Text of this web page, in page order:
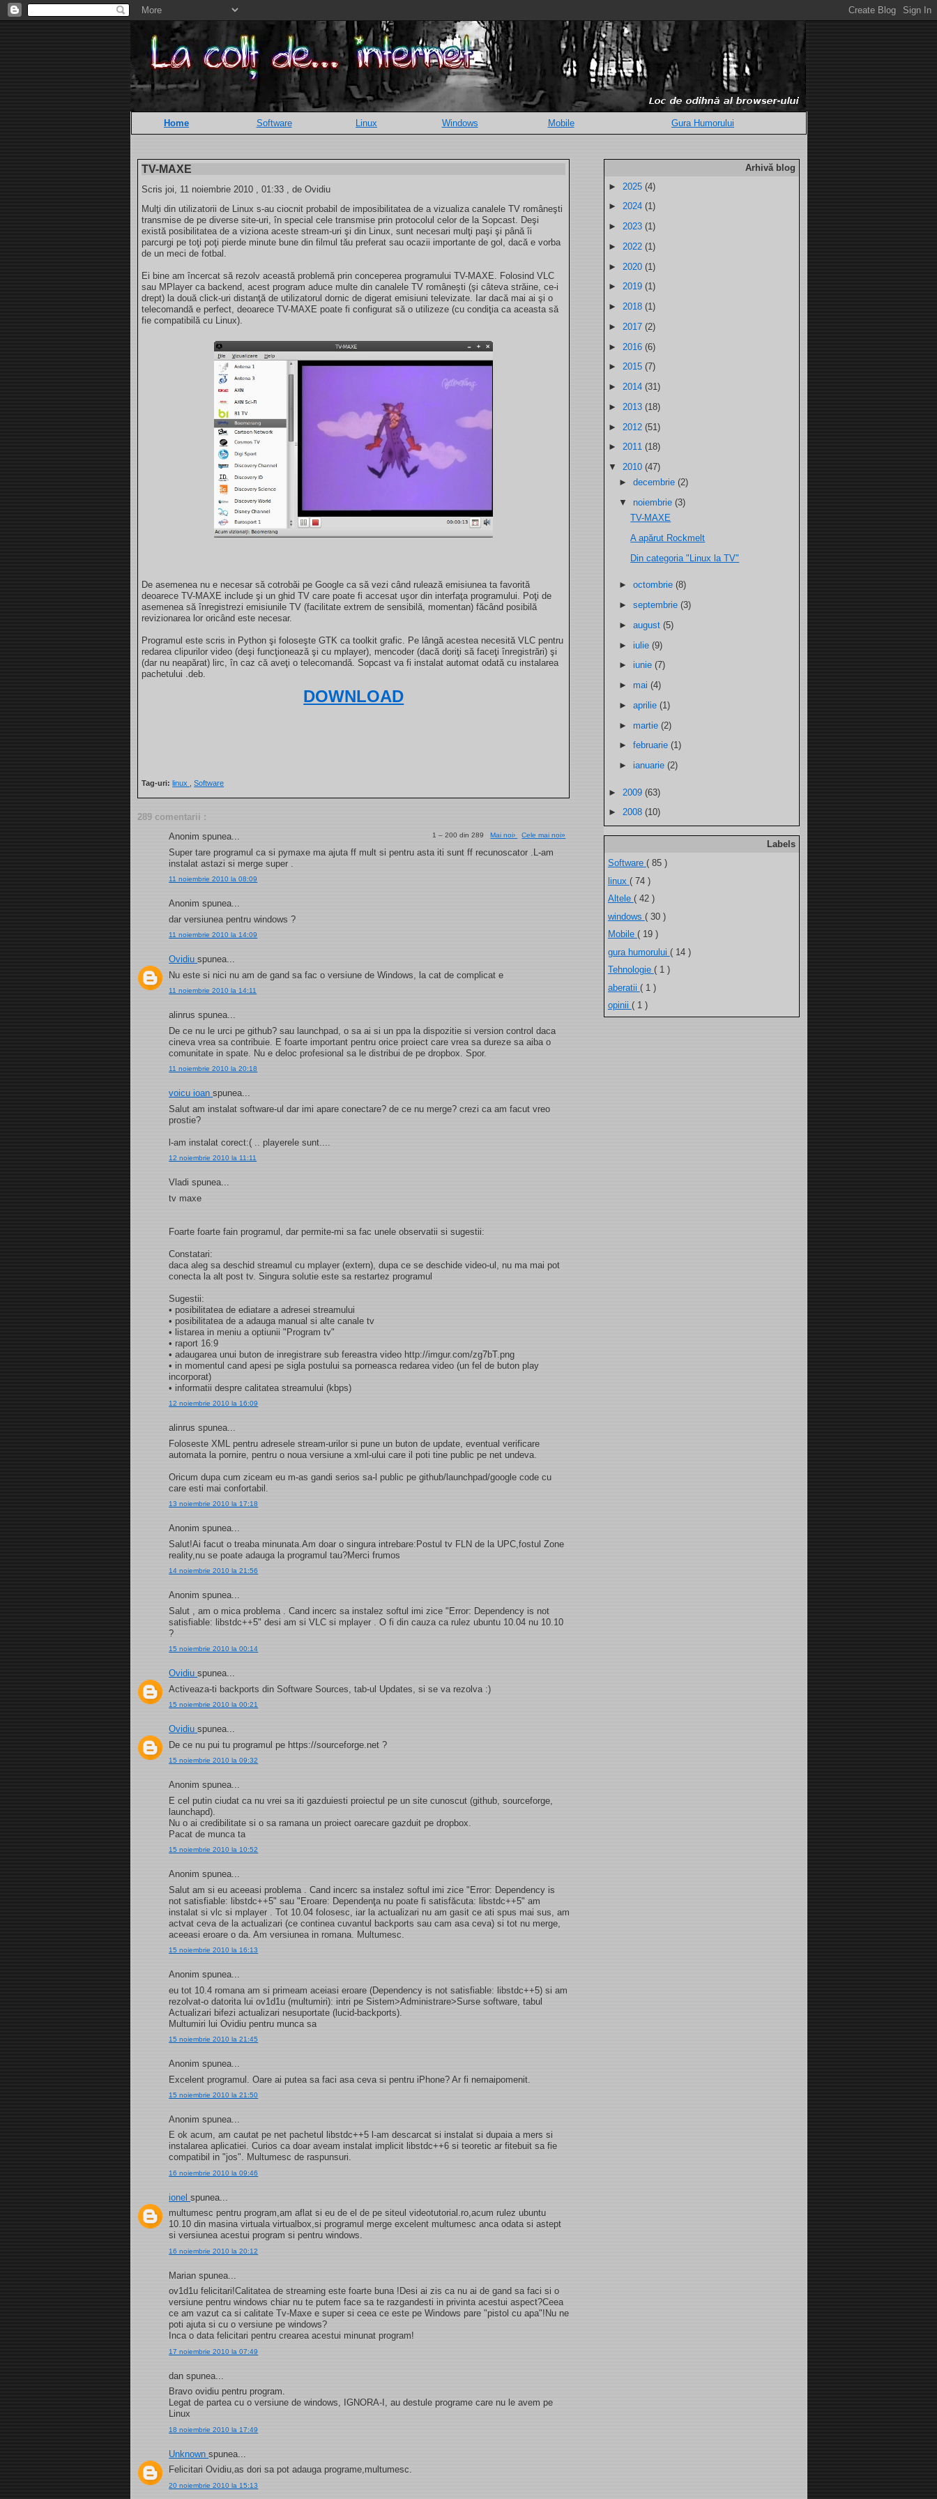
Home Software Linux Windows Mobile Gura Humorului
TV-MAXE
Scris joi, 11 noiembrie 2010 , 01:33 , de Ovidiu
Mulţi din utilizatorii de Linux s-au ciocnit probabil de imposibilitatea de a vizualiza canalele TV româneşti
transmise de pe diverse site-uri, în special cele transmise prin protocolul celor de la Sopcast. Deşi
există posibilitatea de a viziona aceste stream-uri şi din Linux, sunt necesari mulţi paşi şi până îi
parcurgi pe toţi poţi pierde minute bune din filmul tău preferat sau ocazii importante de gol, dacă e vorba
de un meci de fotbal.
Ei bine am încercat să rezolv această problemă prin conceperea programului TV-MAXE. Folosind VLC
sau MPlayer ca backend, acest program aduce multe din canalele TV româneşti (şi câteva străine, ce-i
drept) la două click-uri distanţă de utilizatorul dornic de digerat emisiuni televizate. Iar dacă mai ai şi o
telecomandă e perfect, deoarece TV-MAXE poate fi configurat să o utilizeze (cu condiţia ca aceasta să
fie compatibilă cu Linux).
De asemenea nu e necesar să cotrobăi pe Google ca să vezi când rulează emisiunea ta favorită
deoarece TV-MAXE include şi un ghid TV care poate fi accesat uşor din interfaţa programului. Poţi de
asemenea să înregistrezi emisiunile TV (facilitate extrem de sensibilă, momentan) făcând posibilă
revizionarea lor oricând este necesar.
Programul este scris in Python şi foloseşte GTK ca toolkit grafic. Pe lângă acestea necesită VLC pentru
redarea clipurilor video (deşi funcţionează şi cu mplayer), mencoder (dacă doriţi să faceţi înregistrări) şi
(dar nu neapărat) lirc, în caz că aveţi o telecomandă. Sopcast va fi instalat automat odată cu instalarea
pachetului .deb.
DOWNLOAD
Tag-uri: linux ,Software
289 comentarii :
1 – 200 din 289Mai noi› Cele mai noi»
Anonim spunea...
Super tare programul ca si pymaxe ma ajuta ff mult si pentru asta iti sunt ff recunoscator .L-am
instalat astazi si merge super .
11 noiembrie 2010 la 08:09
Anonim spunea...
dar versiunea pentru windows ?
11 noiembrie 2010 la 14:09
Ovidiuspunea...
Nu este si nici nu am de gand sa fac o versiune de Windows, la cat de complicat e
11 noiembrie 2010 la 14:11
alinrus spunea...
De ce nu le urci pe github? sau launchpad, o sa ai si un ppa la dispozitie si version control daca
cineva vrea sa contribuie. E foarte important pentru orice proiect care vrea sa dureze sa aiba o
comunitate in spate. Nu e deloc profesional sa le distribui de pe dropbox. Spor.
11 noiembrie 2010 la 20:18
voicu ioanspunea...
Salut am instalat software-ul dar imi apare conectare? de ce nu merge? crezi ca am facut vreo
prostie?
l-am instalat corect:( .. playerele sunt....
12 noiembrie 2010 la 11:11
Vladi spunea...
tv maxe
Foarte foarte fain programul, dar permite-mi sa fac unele observatii si sugestii:
Constatari:
daca aleg sa deschid streamul cu mplayer (extern), dupa ce se deschide video-ul, nu ma mai pot
conecta la alt post tv. Singura solutie este sa restartez programul
Sugestii:
• posibilitatea de ediatare a adresei streamului
• posibilitatea de a adauga manual si alte canale tv
• listarea in meniu a optiunii "Program tv"
• raport 16:9
• adaugarea unui buton de inregistrare sub fereastra video http://imgur.com/zg7bT.png
• in momentul cand apesi pe sigla postului sa porneasca redarea video (un fel de buton play
incorporat)
• informatii despre calitatea streamului (kbps)
12 noiembrie 2010 la 16:09
alinrus spunea...
Foloseste XML pentru adresele stream-urilor si pune un buton de update, eventual verificare
automata la pornire, pentru o noua versiune a xml-ului care il poti tine public pe net undeva.
Oricum dupa cum ziceam eu m-as gandi serios sa-l public pe github/launchpad/google code cu
care esti mai confortabil.
13 noiembrie 2010 la 17:18
Anonim spunea...
Salut!Ai facut o treaba minunata.Am doar o singura intrebare:Postul tv FLN de la UPC,fostul Zone
reality,nu se poate adauga la programul tau?Merci frumos
14 noiembrie 2010 la 21:56
Anonim spunea...
Salut , am o mica problema . Cand incerc sa instalez softul imi zice "Error: Dependency is not
satisfiable: libstdc++5" desi am si VLC si mplayer . O fi din cauza ca rulez ubuntu 10.04 nu 10.10
?
15 noiembrie 2010 la 00:14
Ovidiuspunea...
Activeaza-ti backports din Software Sources, tab-ul Updates, si se va rezolva :)
15 noiembrie 2010 la 00:21
Ovidiuspunea...
De ce nu pui tu programul pe https://sourceforge.net ?
15 noiembrie 2010 la 09:32
Anonim spunea...
E cel putin ciudat ca nu vrei sa iti gazduiesti proiectul pe un site cunoscut (github, sourceforge,
launchapd).
Nu o ai credibilitate si o sa ramana un proiect oarecare gazduit pe dropbox.
Pacat de munca ta
15 noiembrie 2010 la 10:52
Anonim spunea...
Salut am si eu aceeasi problema . Cand incerc sa instalez softul imi zice "Error: Dependency is
not satisfiable: libstdc++5" sau "Eroare: Dependenţa nu poate fi satisfăcuta: libstdc++5" am
instalat si vlc si mplayer . Tot 10.04 folosesc, iar la actualizari nu am gasit ce ati spus mai sus, am
actvat ceva de la actualizari (ce continea cuvantul backports sau cam asa ceva) si tot nu merge,
aceeasi eroare o da. Am versiunea in romana. Multumesc.
15 noiembrie 2010 la 16:13
Anonim spunea...
eu tot 10.4 romana am si primeam aceiasi eroare (Dependency is not satisfiable: libstdc++5) si am
rezolvat-o datorita lui ov1d1u (multumiri): intri pe Sistem>Administrare>Surse software, tabul
Actualizari bifezi actualizari nesuportate (lucid-backports).
Multumiri lui Ovidiu pentru munca sa
15 noiembrie 2010 la 21:45
Anonim spunea...
Excelent programul. Oare ai putea sa faci asa ceva si pentru iPhone? Ar fi nemaipomenit.
15 noiembrie 2010 la 21:50
Anonim spunea...
E ok acum, am cautat pe net pachetul libstdc++5 l-am descarcat si instalat si dupaia a mers si
instalarea aplicatiei. Curios ca doar aveam instalat implicit libstdc++6 si teoretic ar fitebuit sa fie
compatibil in "jos". Multumesc de raspunsuri.
16 noiembrie 2010 la 09:46
ionelspunea...
multumesc pentru program,am aflat si eu de el de pe siteul videotutorial.ro,acum rulez ubuntu
10.10 din masina virtuala virtualbox,si programul merge excelent multumesc anca odata si astept
si versiunea acestui program si pentru windows.
16 noiembrie 2010 la 20:12
Marian spunea...
ov1d1u felicitari!Calitatea de streaming este foarte buna !Desi ai zis ca nu ai de gand sa faci si o
versiune pentru windows chiar nu te putem face sa te razgandesti in privinta acestui aspect?Ceea
ce am vazut ca si calitate Tv-Maxe e super si ceea ce este pe Windows pare "pistol cu apa"!Nu ne
poti ajuta si cu o versiune pe windows?
Inca o data felicitari pentru crearea acestui minunat program!
17 noiembrie 2010 la 07:49
dan spunea...
Bravo ovidiu pentru program.
Legat de partea cu o versiune de windows, IGNORA-I, au destule programe care nu le avem pe
Linux
18 noiembrie 2010 la 17:49
Unknownspunea...
Felicitari Ovidiu,as dori sa pot adauga programe,multumesc.
20 noiembrie 2010 la 15:13
Arhivă blog
► 2025 (4)
► 2024 (1)
► 2023 (1)
► 2022 (1)
► 2020 (1)
► 2019 (1)
► 2018 (1)
► 2017 (2)
► 2016 (6)
► 2015 (7)
► 2014 (31)
► 2013 (18)
► 2012 (51)
► 2011 (18)
▼ 2010 (47)
►decembrie(2)
▼noiembrie(3)
TV-MAXE
A apărut Rockmelt
Din categoria "Linux la TV"
►octombrie(8)
►septembrie(3)
►august(5)
►iulie(9)
►iunie(7)
►mai(4)
►aprilie(1)
►martie(2)
►februarie(1)
►ianuarie(2)
► 2009 (63)
► 2008 (10)
Labels
Software ( 85 )
linux ( 74 )
Altele ( 42 )
windows ( 30 )
Mobile ( 19 )
gura humorului ( 14 )
Tehnologie ( 1 )
aberatii ( 1 )
opinii ( 1 )